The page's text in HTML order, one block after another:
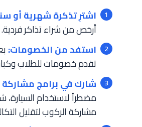
اشترِ تذكرة شهرية أو
أرخص من شراء تذاكر فردية.
استفد من الخصومات:
تقدم خصومات للطلاب
شارك في برامج مشاركة
مضطراً لاستخدام السيارة،
مشاركة الركوب لتقليل